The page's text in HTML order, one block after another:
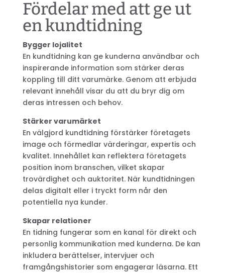
Fördelar med att ge ut
en kundtidning
Bygger lojalitet
En kundtidning kan ge kunderna användbar och
inspirerande information som stärker deras
koppling till ditt varumärke. Genom att erbjuda
relevant innehåll visar du att du bryr dig om
deras intressen och behov.
Stärker varumärket
En välgjord kundtidning förstärker företagets
image och förmedlar värderingar, expertis och
kvalitet. Innehållet kan reflektera företagets
position inom branschen, vilket skapar
trovärdighet och auktoritet. När kundtidningen
delas digitalt eller i tryckt form når den
potentiella nya kunder.
Skapar relationer
En tidning fungerar som en kanal för direkt och
personlig kommunikation med kunderna. De kan
inkludera berättelser, intervjuer och
framgångshistorier som engagerar läsarna. Ett